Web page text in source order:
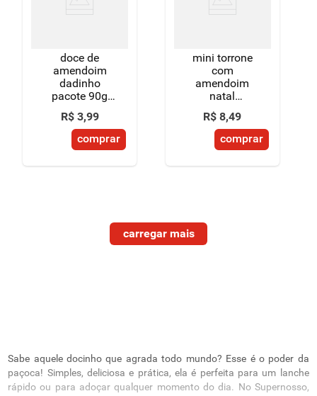
doce de
amendoim
dadinho
pacote 90g
edição
especial kids
R$ 3,99
comprar
mini torrone
com
amendoim
natal
montevérgine
80g
R$ 8,49
comprar
Sabe aquele docinho que agrada todo mundo? Esse é o poder da
paçoca! Simples, deliciosa e prática, ela é perfeita para um lanche
rápido ou para adoçar qualquer momento do dia. No Supernosso,